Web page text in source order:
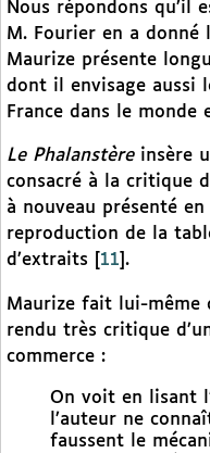
Nous répondons qu’il
M. Fourier en a
Maurize présente
dont il envisage aussi
France dans le monde
Le Phalanstère insère
consacré à la critique
à nouveau présenté en
reproduction de la
d’extraits
11 .
Maurize fait lui-même
rendu très critique
commerce :
On voit en lisant
l’auteur ne
faussent le